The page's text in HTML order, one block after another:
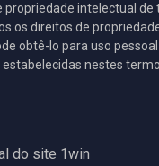
intelectual de
os direitos de
obtê-lo para uso
nestes
do site 1win